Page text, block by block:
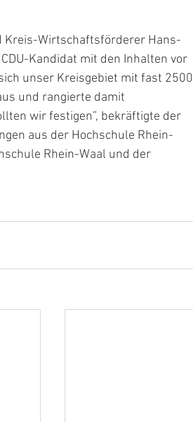
Kreis-Wirtschaftsförderer Hans-
Kandidat mit den Inhalten vor
unser Kreisgebiet mit fast 2500
und rangierte damit
wir festigen”, bekräftigte der
aus der Hochschule Rhein-
Rhein-Waal und der